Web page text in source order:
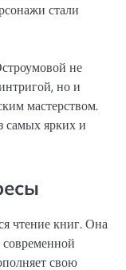
стали
не
но и
мастерством.
самых ярких и
чтение книг. Она
свою